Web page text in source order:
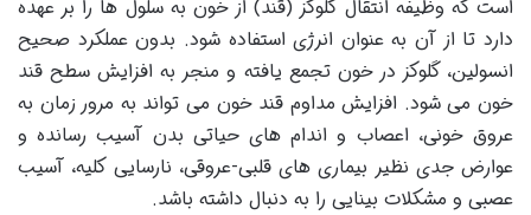
است که وظیفه انتقال گلوکز (قند) از خون به سلول ها را بر عهده
دارد تا از آن به عنوان انرژی استفاده شود. بدون عملکرد صحیح
انسولین، گلوکز در خون تجمع یافته و منجر به افزایش سطح قند
خون می شود. افزایش مداوم قند خون می تواند به مرور زمان به
عروق خونی، اعصاب و اندام های حیاتی بدن آسیب رسانده و
عوارض جدی نظیر بیماری های قلبی-عروقی، نارسایی کلیه، آسیب
عصبی و مشکلات بینایی را به دنبال داشته باشد.